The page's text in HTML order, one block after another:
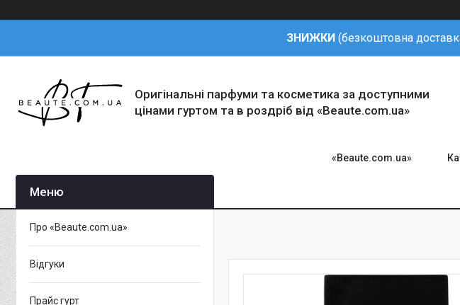
ЗНИЖКИ (безкоштовна
Оригінальні парфуми та косметика за доступними
цінами гуртом та в роздріб від «Beaute.com.ua»
«Beaute.com.ua»
Про «Beaute.com.ua»
Відгуки
Прайс гурт